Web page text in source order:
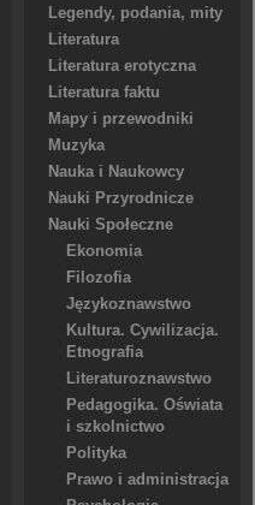
Legendy, podania, mity
Literatura
Literatura erotyczna
Literatura faktu
Mapy i przewodniki
Muzyka
Nauka i Naukowcy
Nauki Przyrodnicze
Nauki Społeczne
Ekonomia
Filozofia
Językoznawstwo
Kultura. Cywilizacja.
Etnografia
Literaturoznawstwo
Pedagogika. Oświata
i szkolnictwo
Polityka
Prawo i administracja